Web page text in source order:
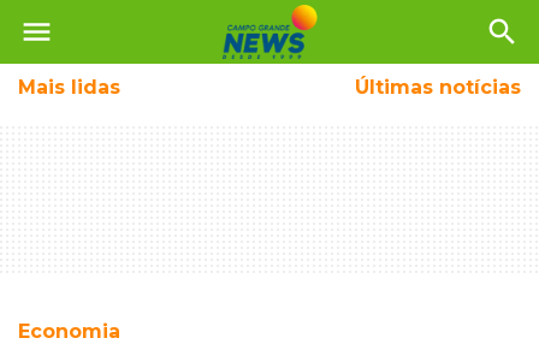
menu search
Mais lidas Últimas notícias
Economia